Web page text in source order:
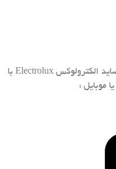
برای تعویض نوار لاستیک درب یخچال‌ و ساید الکترولوکس Electrolux با
021(۳۵ خط) و یا موبایل :